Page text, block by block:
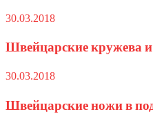
30.03.2018
Швейцарские кружева
30.03.2018
Швейцарские ножи в